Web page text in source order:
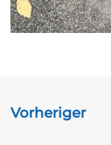
Vorheriger